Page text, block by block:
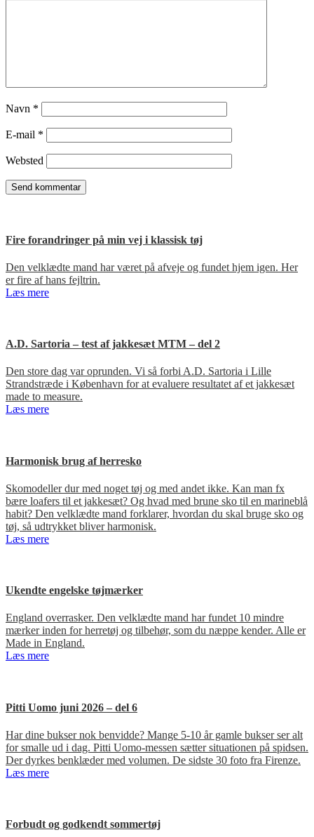
Navn *
E-mail *
Websted
Fire forandringer på min vej i klassisk tøj
Den velklædte mand har været på afveje og fundet hjem igen. Her
er fire af hans fejltrin.
Læs mere
A.D. Sartoria – test af jakkesæt MTM – del 2
Den store dag var oprunden. Vi så forbi A.D. Sartoria i Lille
Strandstræde i København for at evaluere resultatet af et jakkesæt
made to measure.
Læs mere
Harmonisk brug af herresko
Skomodeller dur med noget tøj og med andet ikke. Kan man fx
bære loafers til et jakkesæt? Og hvad med brune sko til en marineblå
habit? Den velklædte mand forklarer, hvordan du skal bruge sko og
tøj, så udtrykket bliver harmonisk.
Læs mere
Ukendte engelske tøjmærker
England overrasker. Den velklædte mand har fundet 10 mindre
mærker inden for herretøj og tilbehør, som du næppe kender. Alle er
Made in England.
Læs mere
Pitti Uomo juni 2026 – del 6
Har dine bukser nok benvidde? Mange 5-10 år gamle bukser ser alt
for smalle ud i dag. Pitti Uomo-messen sætter situationen på spidsen.
Der dyrkes benklæder med volumen. De sidste 30 foto fra Firenze.
Læs mere
Forbudt og godkendt sommertøj